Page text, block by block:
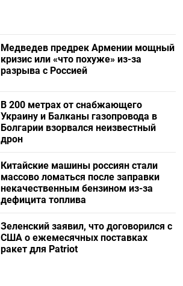
Медведев предрек Армении мощный
кризис или «что похуже» из-за
разрыва с Россией
В 200 метрах от снабжающего
Украину и Балканы газопровода в
Болгарии взорвался неизвестный
дрон
Китайские машины россиян стали
массово ломаться после заправки
некачественным бензином из-за
дефицита топлива
Зеленский заявил, что договорился с
США о ежемесячных поставках
ракет для Patriot